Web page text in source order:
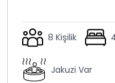
8 Kişilik
Jakuzi Var